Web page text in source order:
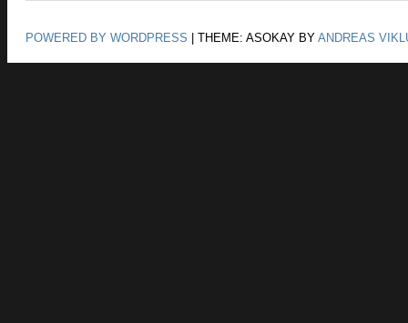
POWERED BY WORDPRESS THEME: ASOKAY BY ANDREAS